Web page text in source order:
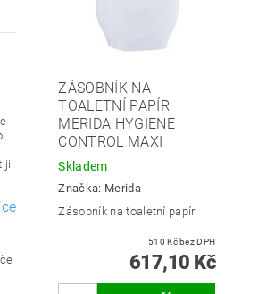
ji
ZÁSOBNÍK NA
TOALETNÍ PAPÍR
MERIDA HYGIENE
CONTROL MAXI
Skladem
Značka: Merida
Zásobník na toaletní papír.
510 Kč bez DPH
617,10 Kč